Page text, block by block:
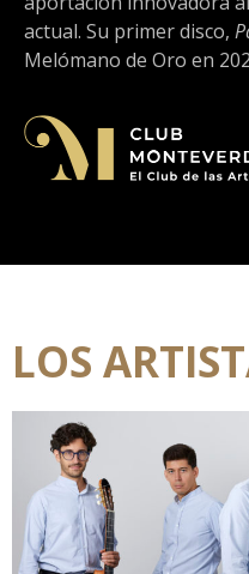
actual. Su primer disco,
Melómano de Oro en
LOS